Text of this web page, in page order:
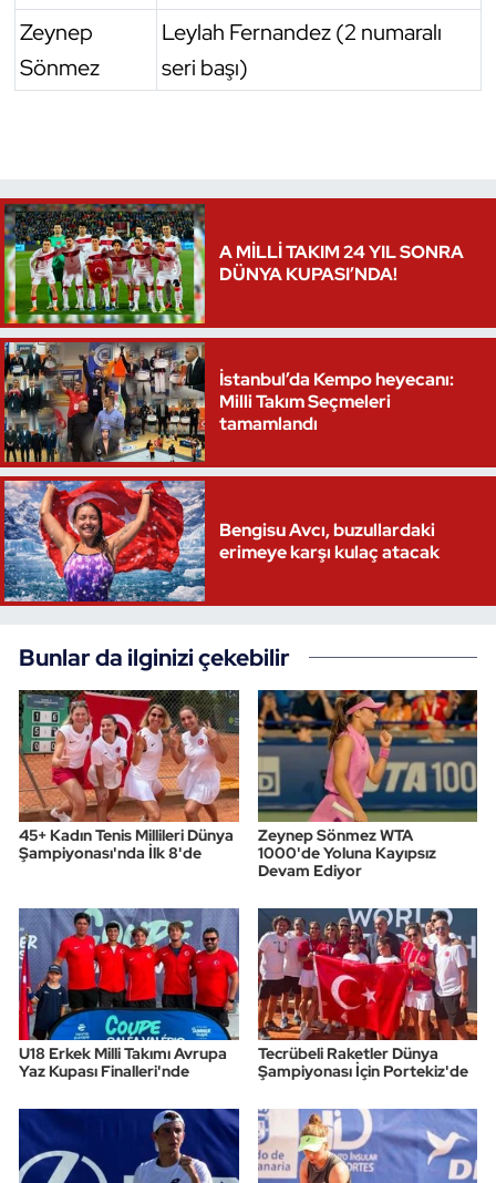
Zeynep
Sönmez
Leylah Fernandez (2 numaralı
seri başı)
A MİLLİ TAKIM 24 YIL SONRA
DÜNYA KUPASI’NDA!
İstanbul’da Kempo heyecanı:
Milli Takım Seçmeleri
tamamlandı
Bengisu Avcı, buzullardaki
erimeye karşı kulaç atacak
Bunlar da ilginizi çekebilir
45+ Kadın Tenis Millileri Dünya
Şampiyonası'nda İlk 8'de
Zeynep Sönmez WTA
1000'de Yoluna Kayıpsız
Devam Ediyor
U18 Erkek Milli Takımı Avrupa
Yaz Kupası Finalleri'nde
Tecrübeli Raketler Dünya
Şampiyonası İçin Portekiz'de
Triatlon
Wushu Kungfu
Yelken
Yüzme